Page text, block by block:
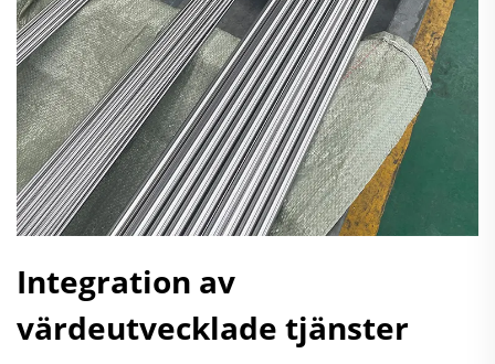
Integration av
värdeutvecklade tjänster